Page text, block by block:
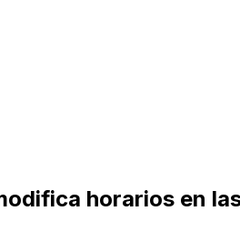
horarios en